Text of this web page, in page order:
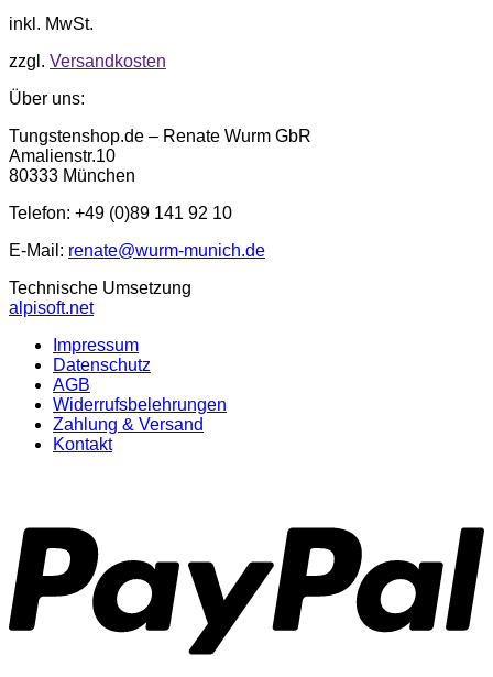
inkl. MwSt.
zzgl. Versandkosten
Über uns:
Tungstenshop.de – Renate Wurm GbR
Amalienstr.10
80333 München
Telefon: +49 (0)89 141 92 10
E-Mail: renate@wurm-munich.de
Technische Umsetzung
alpisoft.net
Impressum
Datenschutz
AGB
Widerrufsbelehrungen
Zahlung & Versand
Kontakt